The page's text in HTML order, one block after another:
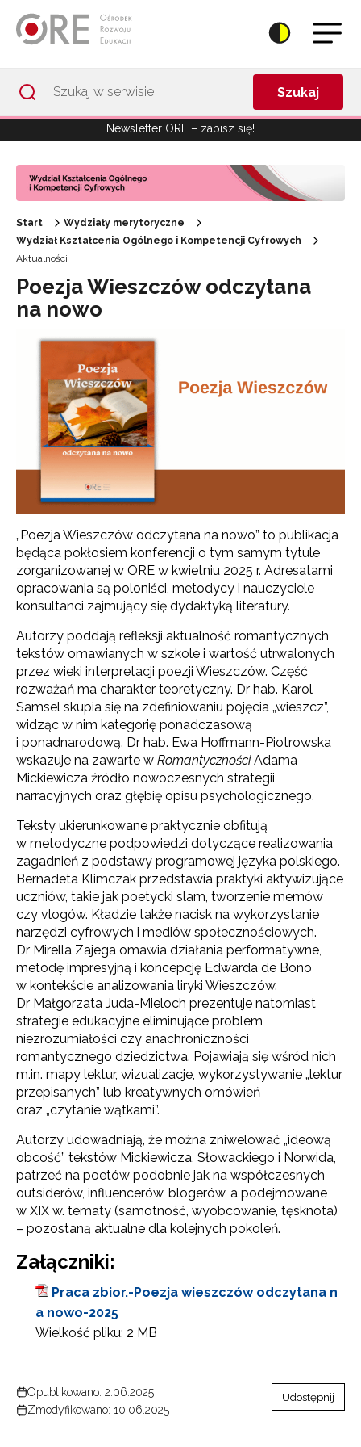
Szukaj
Newsletter ORE – zapisz się!
Start
Wydziały merytoryczne
Wydział Kształcenia Ogólnego i Kompetencji Cyfrowych
Aktualności
Poezja Wieszczów odczytana
na nowo
„Poezja Wieszczów odczytana na nowo” to publikacja
będąca pokłosiem konferencji o tym samym tytule
zorganizowanej w ORE w kwietniu 2025 r. Adresatami
opracowania są poloniści, metodycy i nauczyciele
konsultanci zajmujący się dydaktyką literatury.
Autorzy poddają refleksji aktualność romantycznych
tekstów omawianych w szkole i wartość utrwalonych
przez wieki interpretacji poezji Wieszczów. Część
rozważań ma charakter teoretyczny. Dr hab. Karol
Samsel skupia się na zdefiniowaniu pojęcia „wieszcz”,
wi­dząc w nim kategorię ponadczasową
i ponadnarodową. Dr hab. Ewa Hoffmann-Piotrowska
wskazuje na zawarte w RomantycznościAdama
Mickiewicza źródło nowoczesnych strategii
narracyjnych oraz głę­bię opisu psychologicznego.
Teksty ukierunkowane praktycznie obfitują
w metodyczne podpowiedzi dotyczące realizowania
zagadnień z podstawy programowej języka polskiego.
Bernadeta Klimczak przedstawia praktyki aktywizujące
uczniów, takie jak poetycki slam, tworzenie memów
czy vlogów. Kładzie także nacisk na wykorzystanie
narzędzi cyfrowych i mediów społecznościowych.
Dr Mirella Zajega omawia działania performatywne,
metodę impresyjną i koncepcję Edwarda de Bono
w kontekście analizowania liryki Wieszczów.
Dr Małgorzata Juda-Mieloch prezentuje natomiast
strategie edukacyjne eliminujące problem
niezrozumiałości czy anachroniczności
romantycznego dziedzictwa. Pojawiają się wśród nich
m.in. mapy lektur, wizualizacje, wykorzystywanie „lektur
przepisanych” lub kreatywnych omówień
oraz „czytanie wątkami”.
Autorzy udowadniają, że można zniwelować „ideową
obcość” tekstów Mickiewicza, Słowackiego i Norwida,
patrzeć na poetów podobnie jak na współczesnych
outsiderów, influencerów, blogerów, a podejmowane
w XIX w. tematy (samotność, wyobcowanie, tęsknota)
– pozostaną aktualne dla kolejnych pokoleń.
Załączniki:
Praca zbior.-Poezja wieszczów odczytana n
a nowo-2025
Wielkość pliku: 2 MB
Opublikowano: 2.06.2025
Zmodyfikowano: 10.06.2025
Udostępnij